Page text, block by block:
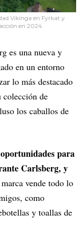
Vikinga en Fyrkat y
en 2024.
es una nueva y
en un entorno
lo más destacado
colección de
los caballos de
para
Carlsberg, y
vende todo lo
como
y toallas de